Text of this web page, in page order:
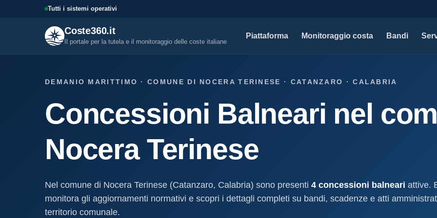
Tutti i sistemi operativi
Coste360.it
Il portale per la tutela e il monitoraggio delle coste italiane
Piattaforma Monitoraggio costa Bandi
Visure, fascicoli, verifica concessioni e
altro.
marittima
Un documento sintetico della concessione
demaniale marittima
demaniale marittima
Storico completo ed evolutivo della
Soluzioni per studi tecnici, legali e PA.
Modello D1
marittimo.
I nostri
Open data
DEMANIO MARITTIMO · COMUNE DI NOCERA TERINESE · CATANZARO · CALABRIA
Concessioni Balneari nel
Nocera Terinese
Nel comune di Nocera Terinese (Catanzaro, Calabria) sono presenti 4 concessioni balneari attive.
monitora gli aggiornamenti normativi e scopri i dettagli completi su bandi, scadenze e atti
territorio comunale.